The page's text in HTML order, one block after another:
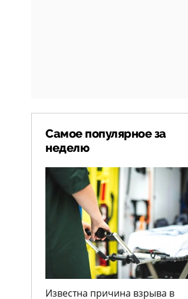
Самое популярное за
неделю
Известна причина взрыва в